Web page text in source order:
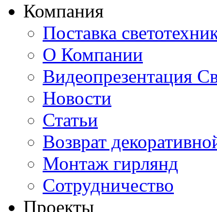
Компания
Поставка
О Компании
Видеопрезентация
Новости
Статьи
Возврат
Монтаж гирлянд
Сотрудничество
Проекты